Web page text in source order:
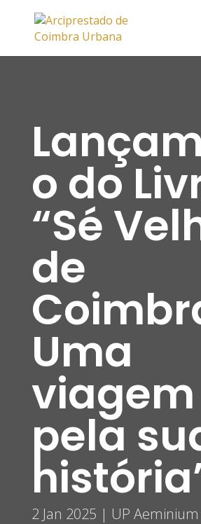
o do
“Sé
de
Uma
viagem
pela
2 Jan 2025 | UP Aeminium